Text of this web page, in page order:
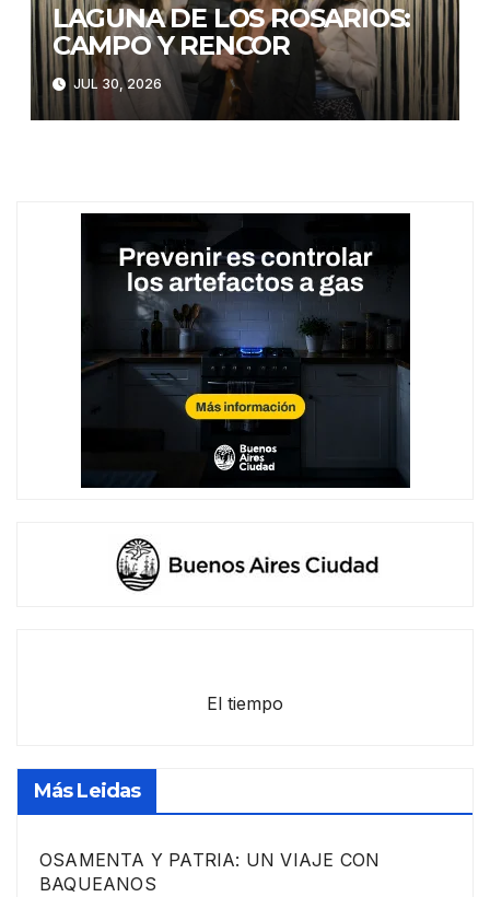
LAGUNA DE LOS ROSARIOS:
CAMPO Y RENCOR
JUL 30, 2026
El tiempo
Más Leidas
OSAMENTA Y PATRIA: UN VIAJE CON
BAQUEANOS